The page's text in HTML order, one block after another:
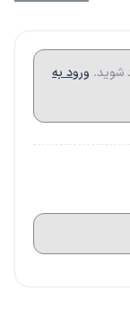
شوید. ورود به